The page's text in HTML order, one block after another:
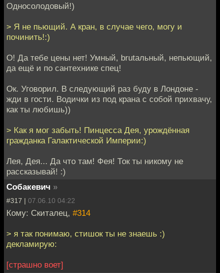
Односолодовый!)
> Я не пьющий. А кран, в случае чего, могу и
починить!:)
О! Да тебе цены нет! Умный, brutальный, непьющий,
да ещё и по сантехнике спец!
Ок. Уговорил. В следующий раз буду в Лондоне -
жди в гости. Водички из под крана с собой прихвачу,
как ты любишь))
> Как я мог забыть! Пинцесса Дея, урождённая
гражданка Галактической Империи:)
Лея, Дея... Да что там! Фея! Ток ты никому не
рассказывай! :)
Собакевич »
#317 | 07.06.10 04:22
Кому: Скиталец, #314
> я так понимаю, стишок ты не знаешь :)
декламирую:
[страшно воет]